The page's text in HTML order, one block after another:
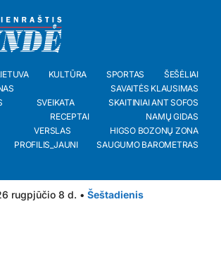
KULTŪRA SPORTAS
ŠEŠĖLIAI
SAVAITĖS KLAUSIMAS
SVEIKATA
SKAITINIAI ANT SOFOS
RECEPTAI
NAMŲ GIDAS
VERSLAS
HIGSO BOZONŲ ZONA
PROFILIS_JAUNI
SAUGUMO BAROMETRAS
rugpjūčio 8 d. • Šeštadienis